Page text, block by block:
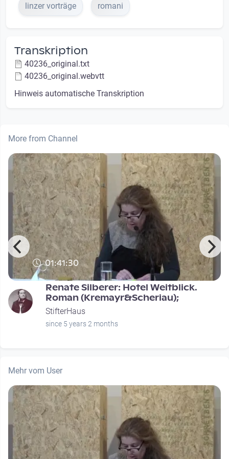
linzer vorträge romani
Transkription
40236_original.txt
40236_original.webvtt
Hinweis automatische Transkription
More from Channel
01:41:30
Renate Silberer: Hotel Weitblick.
Roman (Kremayr&Scheriau);
StifterHaus
since 5 years 2 months
Mehr vom User